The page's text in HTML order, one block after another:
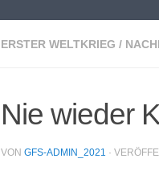
ERSTER WELTKRIEG /
Nie wieder
VON GFS-ADMIN_2021 ·